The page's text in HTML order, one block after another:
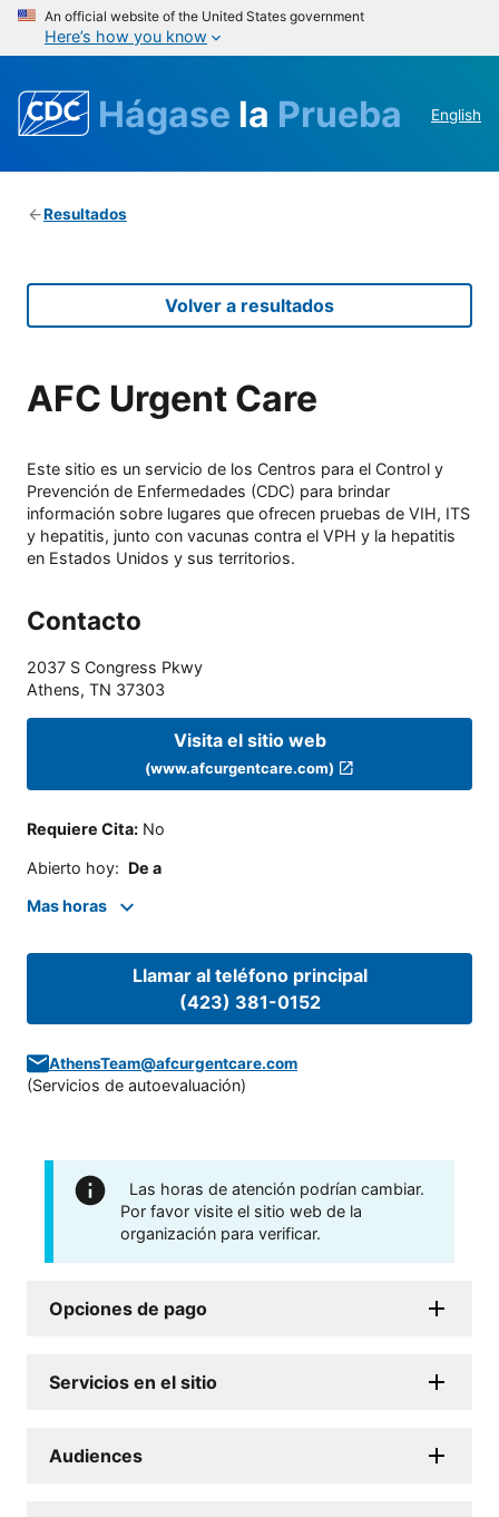
An official website of the United States government
Here’s how you know
Hágase la Prueba English
Resultados
Volver a resultados
AFC Urgent Care
Este sitio es un servicio de los Centros para el Control y
Prevención de Enfermedades (CDC) para brindar
información sobre lugares que ofrecen pruebas de VIH, ITS
y hepatitis, junto con vacunas contra el VPH y la hepatitis
en Estados Unidos y sus territorios.
Contacto
2037 S Congress Pkwy
Athens, TN 37303
Visita el sitio web
(www.afcurgentcare.com)
Requiere Cita: No
Abierto hoy: De a
Mas horas
Llamar al teléfono principal
(423) 381-0152
AthensTeam@afcurgentcare.com
(Servicios de autoevaluación)
Las horas de atención podrían cambiar.
Por favor visite el sitio web de la
organización para verificar.
Opciones de pago
Servicios en el sitio
Audiences